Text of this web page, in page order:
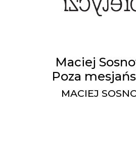
Maciej
Poza
MACIEJ